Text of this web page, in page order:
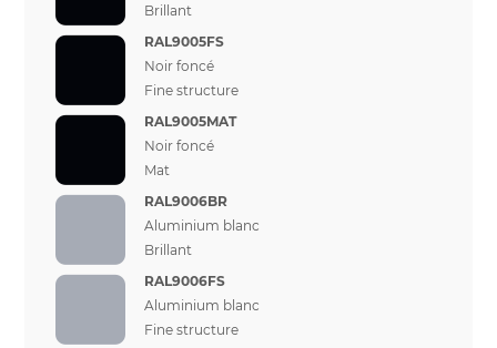
Brillant
RAL9005FS
Noir foncé
Fine structure
RAL9005MAT
Noir foncé
Mat
RAL9006BR
Aluminium blanc
Brillant
RAL9006FS
Aluminium blanc
Fine structure